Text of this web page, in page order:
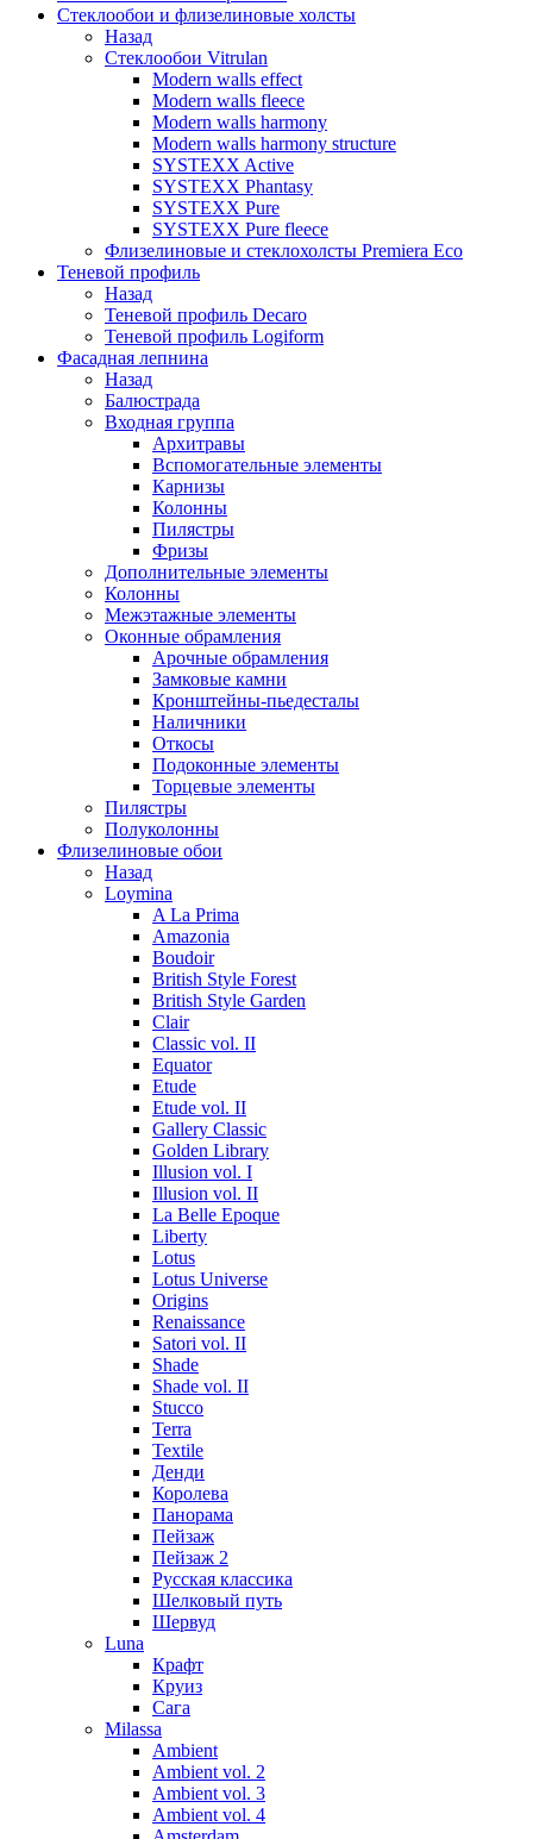
Стеклообои и флизелиновые холсты
Назад
Стеклообои Vitrulan
Modern walls effect
Modern walls fleece
Modern walls harmony
Modern walls harmony structure
SYSTEXX Active
SYSTEXX Phantasy
SYSTEXX Pure
SYSTEXX Pure fleece
Флизелиновые и стеклохолсты Premiera Eco
Теневой профиль
Назад
Теневой профиль Decaro
Теневой профиль Logiform
Фасадная лепнина
Назад
Балюстрада
Входная группа
Архитравы
Вспомогательные элементы
Карнизы
Колонны
Пилястры
Фризы
Дополнительные элементы
Колонны
Межэтажные элементы
Оконные обрамления
Арочные обрамления
Замковые камни
Кронштейны-пьедесталы
Наличники
Откосы
Подоконные элементы
Торцевые элементы
Пилястры
Полуколонны
Флизелиновые обои
Назад
Loymina
A La Prima
Amazonia
Boudoir
British Style Forest
British Style Garden
Clair
Classic vol. II
Equator
Etude
Etude vol. II
Gallery Classic
Golden Library
Illusion vol. I
Illusion vol. II
La Belle Epoque
Liberty
Lotus
Lotus Universe
Origins
Renaissance
Satori vol. II
Shade
Shade vol. II
Stucco
Terra
Textile
Денди
Королева
Панорама
Пейзаж
Пейзаж 2
Русская классика
Шелковый путь
Шервуд
Luna
Крафт
Круиз
Сага
Milassa
Ambient
Ambient vol. 2
Ambient vol. 3
Ambient vol. 4